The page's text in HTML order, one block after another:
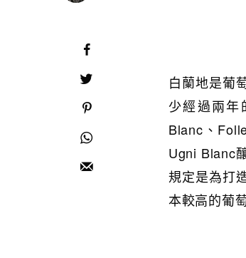
白蘭地是葡
少經過兩年
Blanc、
Ugni Blanc
規定是為打
本較高的葡